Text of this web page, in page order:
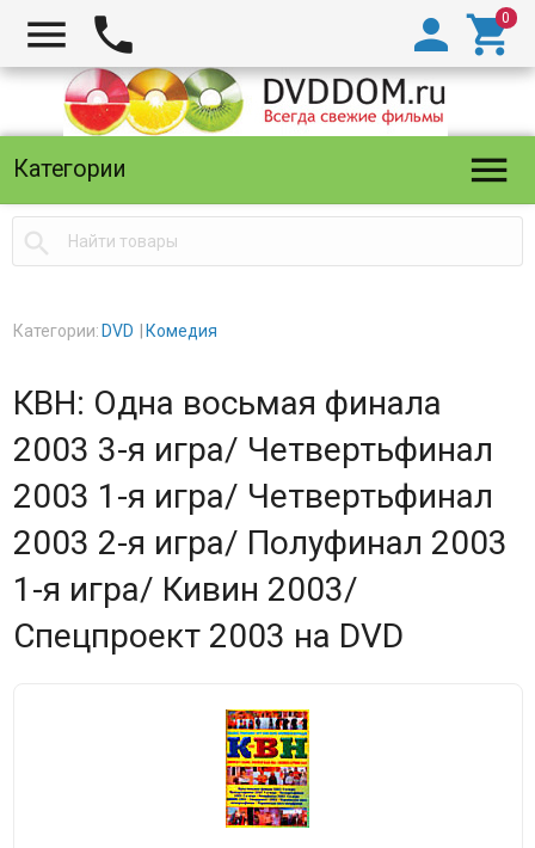
  

Категории 

Категории: DVD Комедия
КВН: Одна восьмая финала
2003 3-я игра/ Четвертьфинал
2003 1-я игра/ Четвертьфинал
2003 2-я игра/ Полуфинал 2003
1-я игра/ Кивин 2003/
Спецпроект 2003 на DVD